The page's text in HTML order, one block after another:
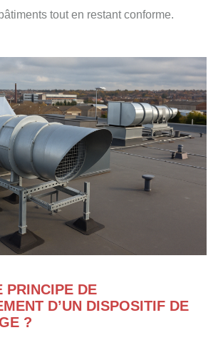
tout en restant conforme.
PRINCIPE DE
D’UN DISPOSITIF DE
?